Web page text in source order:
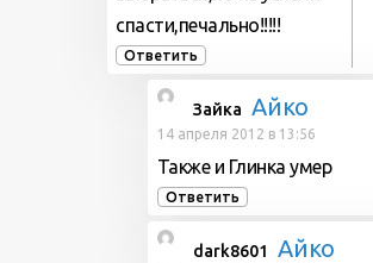
спасти,печально!!!!!
Ответить
Зайка Айко
14 апреля 2012 в 13:56
Также и Глинка умер
Ответить
dark8601 Айко